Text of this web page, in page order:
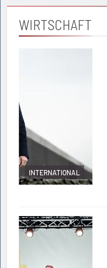
WIRTSCHAFT
INTERNATIONAL